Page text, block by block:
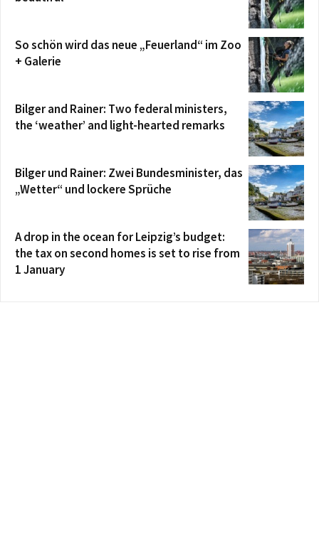
So schön wird das neue „Feuerland“ im Zoo
+ Galerie
Bilger and Rainer: Two federal ministers,
the ‘weather’ and light-hearted remarks
Bilger und Rainer: Zwei Bundesminister, das
„Wetter“ und lockere Sprüche
A drop in the ocean for Leipzig’s budget:
the tax on second homes is set to rise from
1 January